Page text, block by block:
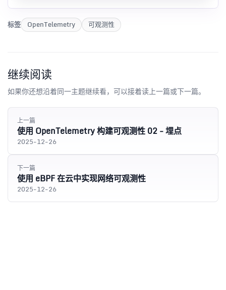
标签 OpenTelemetry 可观测性
继续阅读
如果你还想沿着同一主题继续看，可以接着读上一篇或下一篇。
上一篇
使用 OpenTelemetry 构建可观测性 02 - 埋点
2025-12-26
下一篇
使用 eBPF 在云中实现网络可观测性
2025-12-26